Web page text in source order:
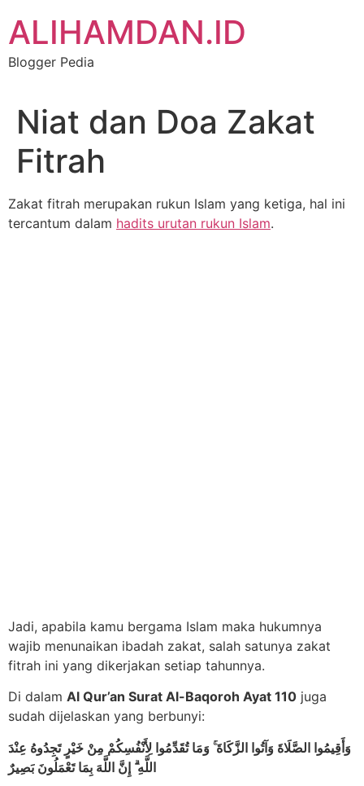
content
ALIHAMDAN.ID
Blogger Pedia
Niat dan Doa Zakat
Fitrah
Zakat fitrah merupakan rukun Islam yang ketiga, hal ini
tercantum dalam hadits urutan rukun Islam.
Jadi, apabila kamu bergama Islam maka hukumnya
wajib menunaikan ibadah zakat, salah satunya zakat
fitrah ini yang dikerjakan setiap tahunnya.
Di dalam Al Qur’an Surat Al-Baqoroh Ayat 110 juga
sudah dijelaskan yang berbunyi:
وَأَقِيمُوا الصَّلَاةَ وَآتُوا الزَّكَاةَ ۚ وَمَا تُقَدِّمُوا لِأَنْفُسِكُمْ مِنْ خَيْرٍ تَجِدُوهُ عِنْدَ
اللَّهِ ۗ إِنَّ اللَّهَ بِمَا تَعْمَلُونَ بَصِيرٌ